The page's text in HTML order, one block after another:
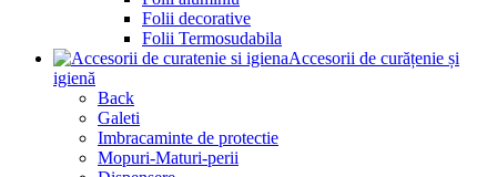
Folii decorative
Folii Termosudabila
Accesorii de curățenie și
igienă
Back
Galeti
Imbracaminte de protectie
Mopuri-Maturi-perii